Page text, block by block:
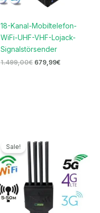
18-Kanal-Mobiltelefon-
WiFi-UHF-VHF-Lojack-
Signalstörsender
1.499,00€ 679,99€
Sale!
Preis
war:
999,00€
689,99€.